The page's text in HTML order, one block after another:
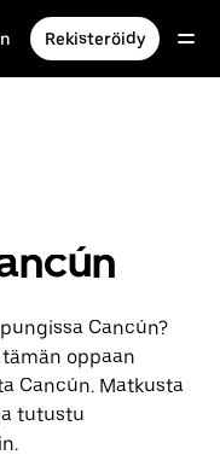
Rekisteröidy
Cancún?
oppaan
Cancún. Matkusta
tutustu